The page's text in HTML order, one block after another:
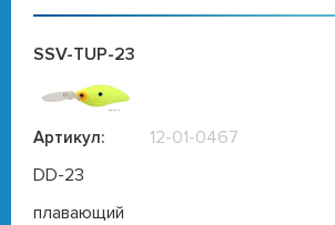
SSV-TUP-23
Артикул:
12-01-0467
DD-23
плавающий